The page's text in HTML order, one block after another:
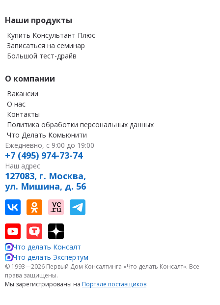
Наши продукты
Купить Консультант Плюс
Записаться на семинар
Большой тест-драйв
О компании
Вакансии
О нас
Контакты
Политика обработки персональных данных
Что Делать Комьюнити
Ежедневно, с 9:00 до 19:00
+7 (495) 974-73-74
Наш адрес
127083, г. Москва,
ул. Мишина, д. 56
Наш канал в Вконтакте
Наш канал на youtube
Наша группа в однокласниках
Наш канал в tenchat
Наш канал на vc
Наш профиль на дзен
Наш канал в Telegram
Что делать Консалт
Что делать Экспертум
© 1993—2026 Первый Дом Консалтинга «Что делать Консалт». Все
права защищены.
Мы зарегистрированы на Портале поставщиков